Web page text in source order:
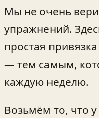
Мы не очень
упражнений.
простая
— тем самым,
каждую неделю.
Возьмём то, что